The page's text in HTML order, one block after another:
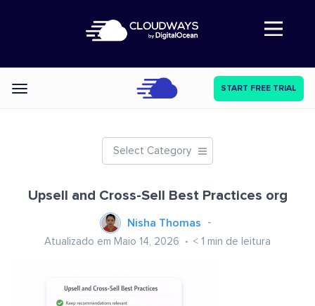
Abre a navegação
Categories START FREE TRIAL
Select Category
Upsell and Cross-Sell Best Practices org
Nisha Thomas
Atualizado em Maio 14, 2026 < 1 min de leitura